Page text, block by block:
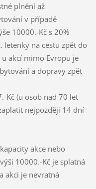
plnění až
v případě
10000.-Kč s 20%
letenky na cestu zpět do
u akcí mimo Evropu je
a dopravy zpět
Kč (u osob nad 70 let
nejpozději 14 dní
akce nebo
10000.-Kč je splatná
akci je nevratná